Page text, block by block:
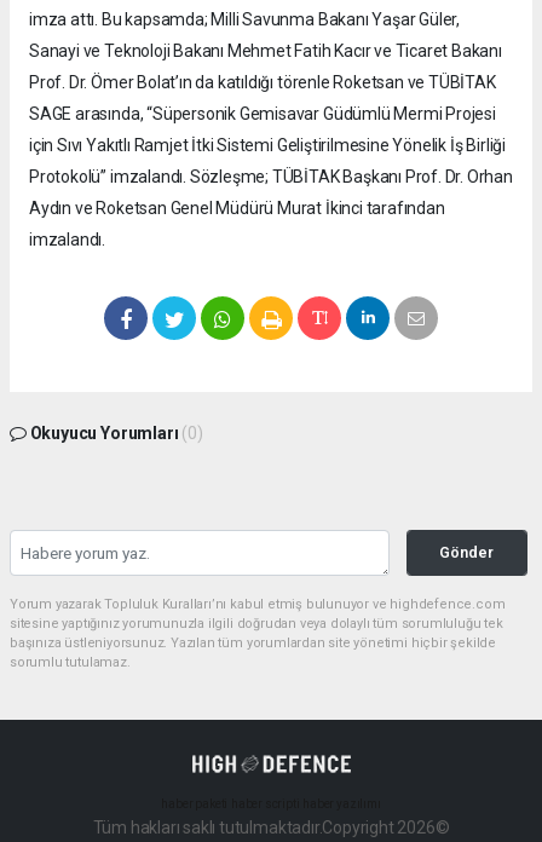
imza attı. Bu kapsamda; Milli Savunma Bakanı Yaşar Güler,
Sanayi ve Teknoloji Bakanı Mehmet Fatih Kacır ve Ticaret Bakanı
Prof. Dr. Ömer Bolat’ın da katıldığı törenle Roketsan ve TÜBİTAK
SAGE arasında, “Süpersonik Gemisavar Güdümlü Mermi Projesi
için Sıvı Yakıtlı Ramjet İtki Sistemi Geliştirilmesine Yönelik İş Birliği
Protokolü” imzalandı. Sözleşme; TÜBİTAK Başkanı Prof. Dr. Orhan
Aydın ve Roketsan Genel Müdürü Murat İkinci tarafından
imzalandı.
Okuyucu Yorumları (0)
Gönder
Yorum yazarak Topluluk Kuralları’nı kabul etmiş bulunuyor ve highdefence.com
sitesine yaptığınız yorumunuzla ilgili doğrudan veya dolaylı tüm sorumluluğu tek
başınıza üstleniyorsunuz. Yazılan tüm yorumlardan site yönetimi hiçbir şekilde
sorumlu tutulamaz.
Tüm hakları saklı tutulmaktadır.Copyright 2026©